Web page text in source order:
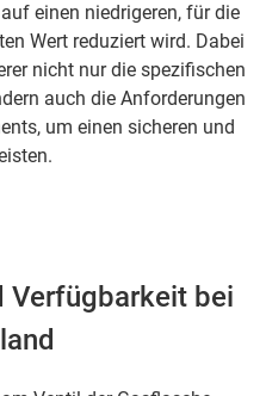
einen niedrigeren, für die
Wert reduziert wird. Dabei
nicht nur die spezifischen
auch die Anforderungen
um einen sicheren und
Verfügbarkeit bei